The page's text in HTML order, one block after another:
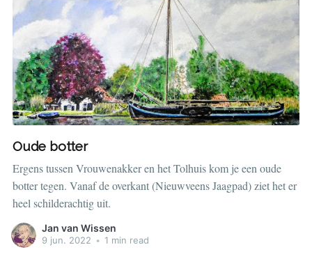
Oude botter
Ergens tussen Vrouwenakker en het Tolhuis kom je een oude
botter tegen. Vanaf de overkant (Nieuwveens Jaagpad) ziet het er
heel schilderachtig uit.
Jan van Wissen
9 jun. 2022 • 1 min read